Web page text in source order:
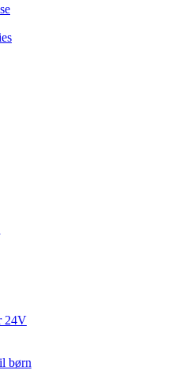
24V
børn